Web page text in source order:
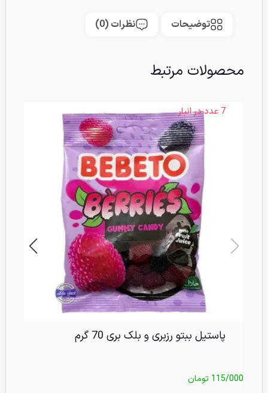
توضیحات نظرات (0)
محصولات مرتبط
7 عدد در انبار
پاستیل ببتو رزبری و بلک بری 70 گرم
115/000 تومان